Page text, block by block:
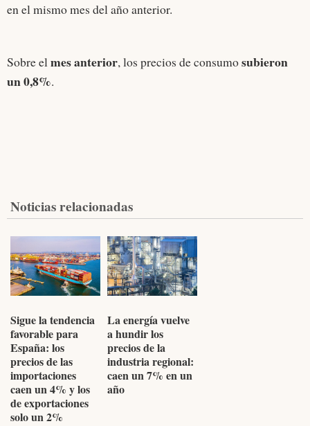
en el mismo mes del año anterior.
Sobre elmes anterior, los precios de consumosubieron
un 0,8%.
Noticias relacionadas
Sigue la tendencia
favorable para
España: los
precios de las
importaciones
caen un 4% y los
de exportaciones
solo un 2%
La energía vuelve
a hundir los
precios de la
industria regional:
caen un 7% en un
año